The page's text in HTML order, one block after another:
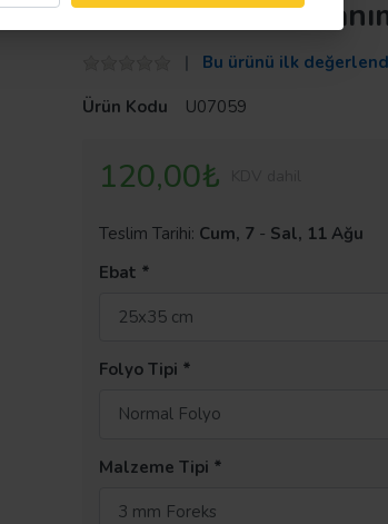
Gaz Maskesi
Bu ürünü ilk
Ürün Kodu
U07059
120,00₺
Teslim Tarihi: Cum, 7 - Sal, 11 Ağu
Ebat
25x35 cm
Folyo Tipi
Normal Folyo
Malzeme Tipi
3 mm Foreks